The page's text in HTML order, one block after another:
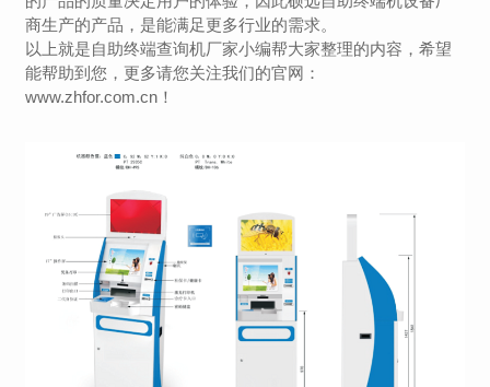
商生产的产品，是能满足更多行业的需求。
以上就是自助终端查询机厂家小编帮大家整理的内容，希望
能帮助到您，更多请您关注我们的官网：
www.zhfor.com.cn！